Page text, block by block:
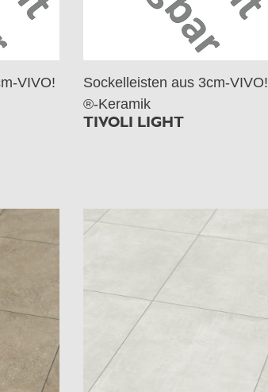
VIVO!
Sockelleisten aus 3cm-VIVO!
®-Keramik
TIVOLI LIGHT